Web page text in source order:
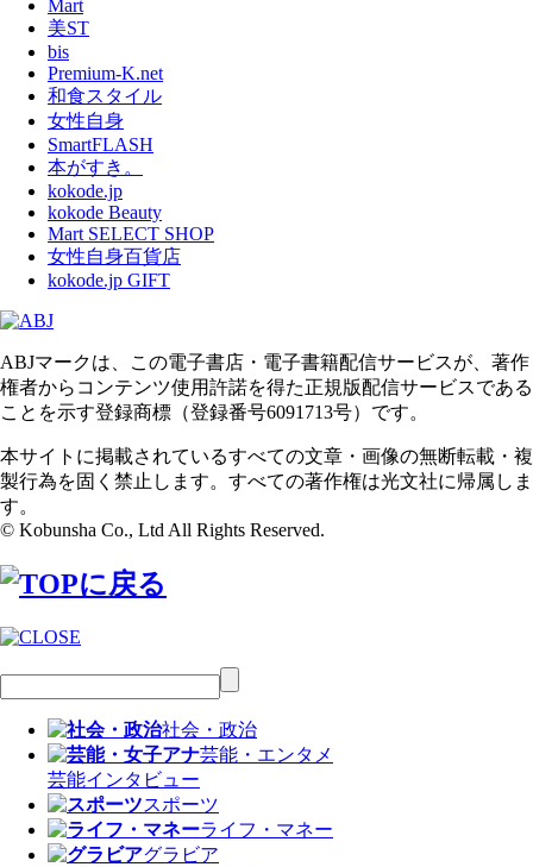
Mart
美ST
bis
Premium-K.net
和食スタイル
女性自身
SmartFLASH
本がすき。
kokode.jp
kokode Beauty
Mart SELECT SHOP
女性自身百貨店
kokode.jp GIFT
ABJマークは、この電子書店・電子書籍配信サービスが、著作
権者からコンテンツ使用許諾を得た正規版配信サービスである
ことを示す登録商標（登録番号6091713号）です。
本サイトに掲載されているすべての文章・画像の無断転載・複
製行為を固く禁止します。すべての著作権は光文社に帰属しま
す。
© Kobunsha Co., Ltd All Rights Reserved.
社会・政治
芸能・エンタメ
芸能インタビュー
スポーツ
ライフ・マネー
グラビア